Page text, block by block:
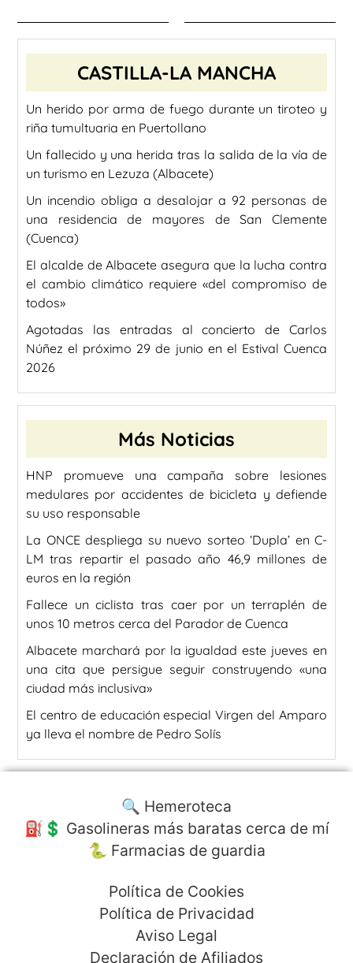
CASTILLA-LA MANCHA
Un herido por arma de fuego durante un tiroteo y
riña tumultuaria en Puertollano
Un fallecido y una herida tras la salida de la vía de
un turismo en Lezuza (Albacete)
Un incendio obliga a desalojar a 92 personas de
una residencia de mayores de San Clemente
(Cuenca)
El alcalde de Albacete asegura que la lucha contra
el cambio climático requiere «del compromiso de
todos»
Agotadas las entradas al concierto de Carlos
Núñez el próximo 29 de junio en el Estival Cuenca
2026
Más Noticias
HNP promueve una campaña sobre lesiones
medulares por accidentes de bicicleta y defiende
su uso responsable
La ONCE despliega su nuevo sorteo ‘Dupla’ en C-
LM tras repartir el pasado año 46,9 millones de
euros en la región
Fallece un ciclista tras caer por un terraplén de
unos 10 metros cerca del Parador de Cuenca
Albacete marchará por la igualdad este jueves en
una cita que persigue seguir construyendo «una
ciudad más inclusiva»
El centro de educación especial Virgen del Amparo
ya lleva el nombre de Pedro Solís
🔍 Hemeroteca
⛽️💲 Gasolineras más baratas cerca de mí
🐍 Farmacias de guardia
Política de Cookies
Política de Privacidad
Aviso Legal
Declaración de Afiliados